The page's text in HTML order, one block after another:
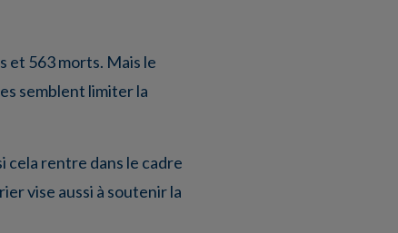
et 563 morts. Mais le
semblent limiter la
rentre dans le cadre
vise aussi à soutenir la